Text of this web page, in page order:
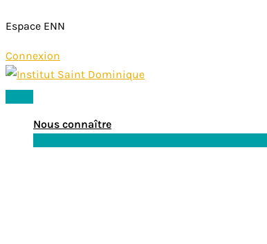
Espace ENN
Connexion
Aller
au
Menu
Nous connaître